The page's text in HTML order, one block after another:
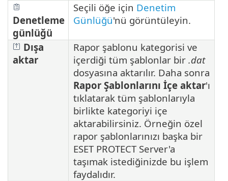
Denetleme
günlüğü
Seçili öğe için Denetim
Günlüğü'nü görüntüleyin.
Dışa
aktar
Rapor şablonu kategorisi ve
içerdiği tüm şablonlar bir .dat
dosyasına aktarılır. Daha sonra
Rapor Şablonlarını İçe aktar'ı
tıklatarak tüm şablonlarıyla
birlikte kategoriyi içe
aktarabilirsiniz. Örneğin özel
rapor şablonlarınızı başka bir
ESET PROTECT Server'a
taşımak istediğinizde bu işlem
faydalıdır.